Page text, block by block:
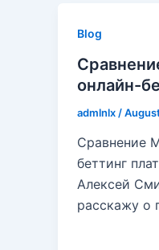
Blog
онлайн-
admlnlx /
Сравнение
беттинг
Алексей
расскажу о